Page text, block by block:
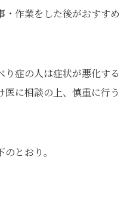
・作業をした後がおすすめ
り症の人は症状が悪化する
医に相談の上、慎重に行う
とおり。